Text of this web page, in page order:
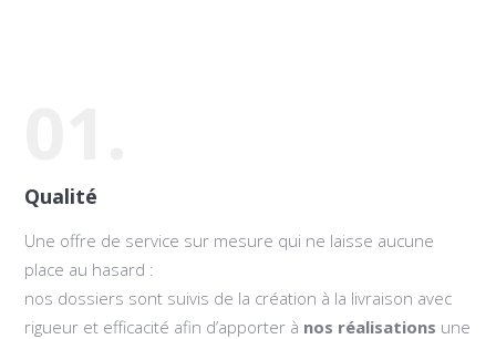
Qualité
Une offre de service sur mesure qui ne laisse aucune
place au hasard :
nos dossiers sont suivis de la création à la livraison avec
rigueur et efficacité afin d’apporter à nos réalisations une